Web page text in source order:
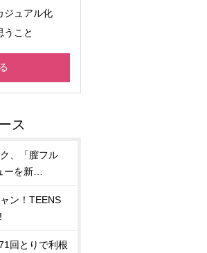
ジュアル化
うこと
、「膣フル
ーを新…
ン！TEENS
回とりで利根